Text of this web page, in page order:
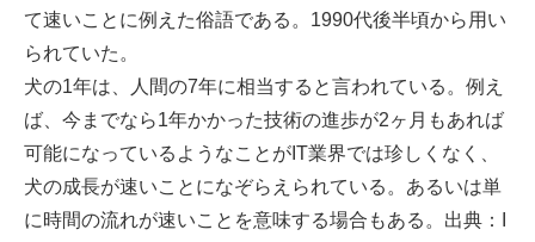
て速いことに例えた俗語である。1990代後半頃から用い
られていた。
犬の1年は、人間の7年に相当すると言われている。例え
ば、今までなら1年かかった技術の進歩が2ヶ月もあれば
可能になっているようなことがIT業界では珍しくなく、
犬の成長が速いことになぞらえられている。あるいは単
に時間の流れが速いことを意味する場合もある。出典：I